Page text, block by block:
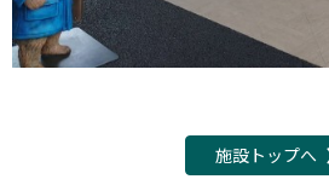
施設トップへ